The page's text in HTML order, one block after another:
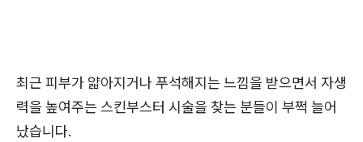
최근 피부가 얇아지거나 푸석해지는 느낌을 받으면서 자생
력을 높여주는 스킨부스터 시술을 찾는 분들이 부쩍 늘어
났습니다.